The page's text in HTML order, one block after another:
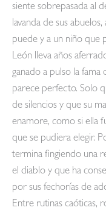
siente sobrepasada al
lavanda de sus
puede y a un niño que
León lleva años
ganado a pulso la
parece perfecto. Solo
de silencios y que su
enamore, como si ella
que se pudiera elegir.
termina fingiendo una
el diablo y que ha
por sus fechorías de
Entre rutinas caóticas,